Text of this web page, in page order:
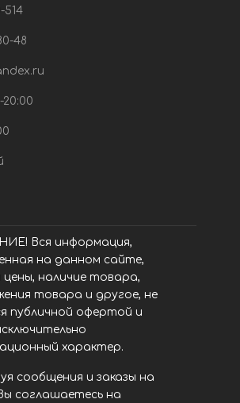
514
48
Вся информация,
на данном сайте,
цены, наличие товара,
товара и другое, не
публичной офертой и
характер.
сообщения и заказы на
соглашаетесь на